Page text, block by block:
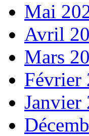
Mai
Avril
Mars
Février
Janvier